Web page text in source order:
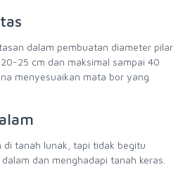
dalam pembuatan diameter pilar
25 cm dan maksimal sampai 40
menyesuaikan mata bor yang
di tanah lunak, tapi tidak begitu
dan menghadapi tanah keras.